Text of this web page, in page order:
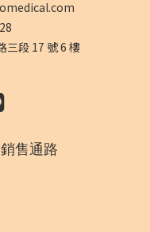
三段 17 號 6 樓
售通路